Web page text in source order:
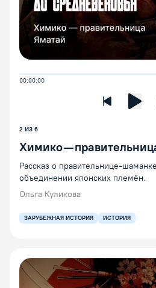
00:00:00
2 ИЗ 6
Химико —
Рассказ о правительнице-
объединении японских племён.
Ольга Куликова
ЗАРУБЕЖНАЯ ИСТОРИЯ ИСТОРИЯ